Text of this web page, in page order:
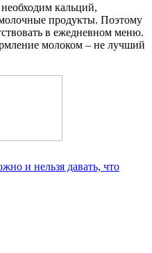
кальций,
продукты. Поэтому
в ежедневном меню.
молоком – не лучший
и нельзя давать, что